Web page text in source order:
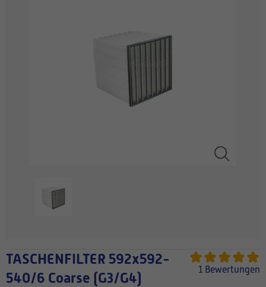
TASCHENFILTER 592x592-
540/6 Coarse (G3/G4)
1 Bewertungen